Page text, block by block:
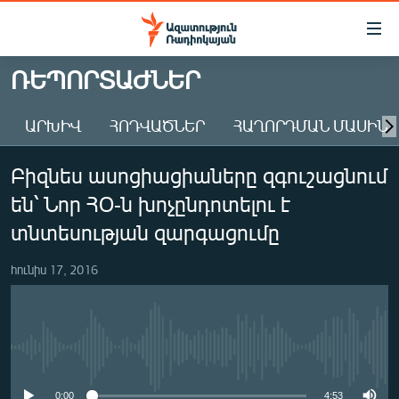
Մատչելիության
Անցնել
հիմնական
Անցնել
հիմնական
մենյուին
Որոնում
ԱԶԱՏՈՒԹՅՈՒՆ TV
ՀԱՅԱՍՏԱՆ
ԸՆՏՐՈՒԹՅՈՒՆՆԵՐ 2026
ԻՐԱՎՈՒՆՔ
ՏՆՏԵՍՈՒԹՅՈՒՆ
ՌԵՊՈՐՏԱԺՆԵՐ
ԱՐԽԻՎ ՀՈԴՎԱԾՆԵՐ ՀԱՂՈՐԴՄԱՆ ՄԱՍԻՆ
Բիզնես ասոցիացիաները զգուշացնում
են՝ Նոր ՀՕ-ն խոչընդոտելու է
տնտեսության զարգացումը
հունիս 17, 2016
0:00 4:53